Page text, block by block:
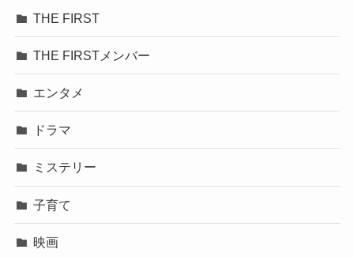
THE FIRST
THE FIRSTメンバー
エンタメ
ドラマ
ミステリー
子育て
映画